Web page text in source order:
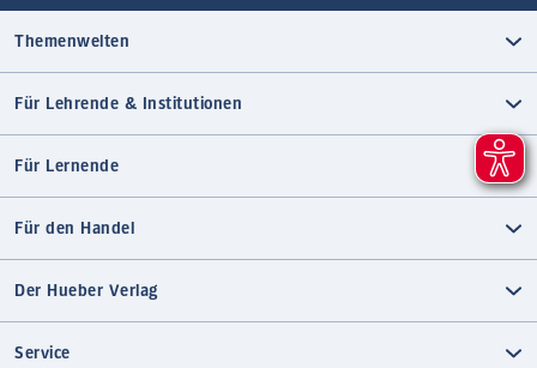
Themenwelten
Für Lehrende & Institutionen
Für Lernende
Für den Handel
Der Hueber Verlag
Service